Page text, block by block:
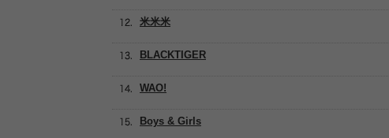
米米米
BLACKTIGER
WAO!
Boys & Girls